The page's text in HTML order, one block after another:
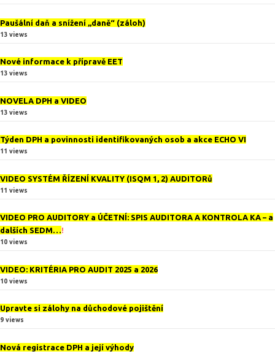
Paušální daň a snížení „daně“ (záloh)
13 views
Nové informace k přípravě EET
13 views
NOVELA DPH a VIDEO
13 views
Týden DPH a povinnosti identifikovaných osob a akce ECHO VI
11 views
VIDEO SYSTÉM ŘÍZENÍ KVALITY (ISQM 1, 2) AUDITORů
11 views
VIDEO PRO AUDITORY a ÚČETNÍ: SPIS AUDITORA A KONTROLA KA – a
dalších SEDM…!
10 views
VIDEO: KRITÉRIA PRO AUDIT 2025 a 2026
10 views
Upravte si zálohy na důchodové pojištění
9 views
Nová registrace DPH a její výhody